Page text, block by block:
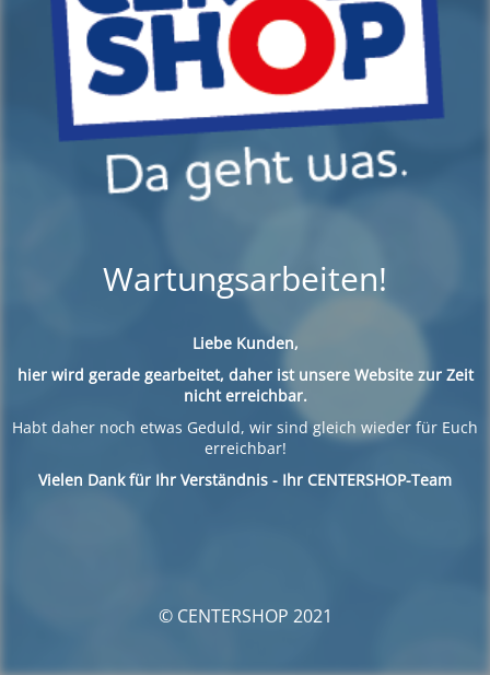
Wartungsarbeiten!
Liebe Kunden,
hier wird gerade gearbeitet, daher ist unsere Website zur Zeit
nicht erreichbar.
Habt daher noch etwas Geduld, wir sind gleich wieder für Euch
erreichbar!
Vielen Dank für Ihr Verständnis - Ihr CENTERSHOP-Team
© CENTERSHOP 2021